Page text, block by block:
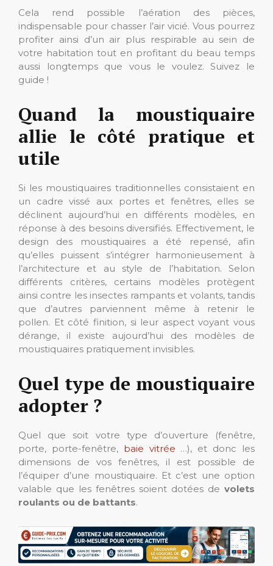
Cela rend possible l’aération des pièces,
indispensable pour chasser l’air vicié. Vous pourrez
profiter ainsi d’un air plus respirable au sein de
votre habitation tout en profitant du beau temps
aussi longtemps que vous le voulez. Suivez le
guide !
Quand la moustiquaire
allie le côté pratique et
utile
Si les moustiquaires traditionnelles consistaient en
un cadre vissé aux portes et fenêtres, elles se
déclinent aujourd’hui en différents modèles, en
réponse à des besoins diversifiés. Effectivement, le
design des moustiquaires a été repensé, afin
qu’elles puissent s’intégrer harmonieusement à
l’architecture et au style de l’habitation. Selon
différents critères, certains modèles protègent
ainsi contre les insectes rampants et volants, tandis
que d’autres parviennent même à retenir le
pollen. Et côté finition, si leur aspect voyant vous
dérange, il existe aujourd’hui des modèles de
moustiquaires pratiquement invisibles.
Quel type de moustiquaire
adopter ?
Quel que soit votre type d’ouverture (fenêtre,
porte, porte-fenêtre, baie vitrée …), et donc les
dimensions de vos fenêtres, il est possible de
l’équiper d’une moustiquaire. Et c’est une option
valable que les fenêtres soient dotées de volets
roulants ou de battants.